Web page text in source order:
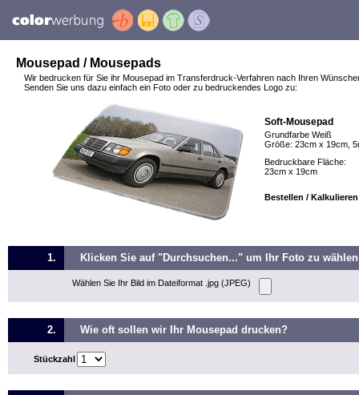
Mousepad / Mousepads
Wir bedrucken für Sie ihr Mousepad im Transferdruck-Verfahren nach Ihren
Senden Sie uns dazu einfach ein Foto oder zu bedruckendes Logo zu:
Soft-Mousepad
Grundfarbe Weiß
Größe: 23cm x 19cm,
Bedruckbare Fläche:
23cm x 19cm
Bestellen /
1. Klicken Sie auf "Durchsuchen..." um Ihr Foto zu wählen
Wählen Sie Ihr Bild im Dateiformat .jpg (JPEG)
2. Wie oft sollen wir Ihr Mousepad drucken?
Stückzahl